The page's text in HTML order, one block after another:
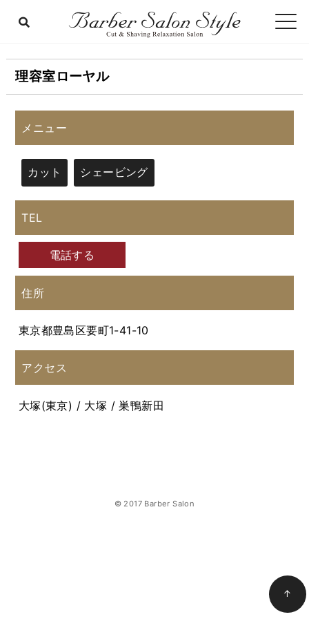
理容室ローヤル
メニュー
カット シェービング
TEL
電話する
住所
東京都豊島区要町1-41-10
アクセス
大塚(東京) / 大塚 / 巣鴨新田
© 2017 Barber Salon
↑